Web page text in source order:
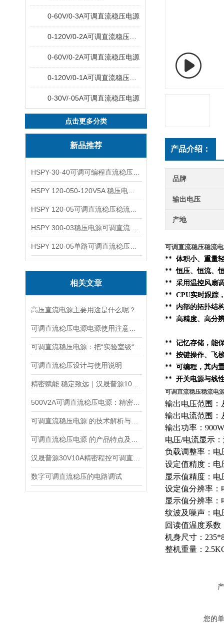
0-60V/0-3A可调直流稳压电源
0-60V/0-2A可调直流稳压电源
0-30V/-05A可调直流稳压电源
点击更多分类
新品推荐
相关文章
高压直流电源主要用途是什么呢？
可调直流稳压设计与使用说明
数字可调直流稳压的电路调试
产品介绍：
品牌
输出电压
产地
可调直流稳压稳流
** 体积小、重量
** 恒压、恒流、
** 采用温控风扇
** CPU实时跟踪
** 内部的拓扑结
** 高精度、高分
** 记忆存储，能
** 按键操作、飞
** 可编程，其内
** 开关电源与线
可调直流稳压稳流电
输出电压范围：
输出电流范围：
输出功率：900W
电压/电流显示
负载调整率：电
设定值精度：电
显示值精度：电
设定值分辨率：
显示值分辨率：
纹波及噪声：电
回读值温度系数
机身尺寸：
整机重量：
您的